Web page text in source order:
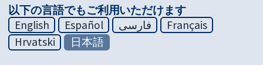
以下の言語でもご利用いただけます
English
Español فارسی
Français
Hrvatski
日本語